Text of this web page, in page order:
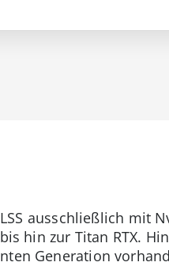
ausschließlich mit
hin zur Titan RTX.
Generation